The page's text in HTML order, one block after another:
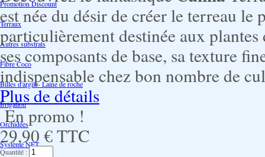
Promotion Discount
Terraux
Autres substrats
Fibre Coco
Billes d'argile- Laine de roche
Irrigation
Orchidées
Système NFT
est née du désir de créer le terreau
particulièrement destinée aux
ses composants de base, sa texture
indispensable chez bon nombre de
Plus de détails
En promo !
29,90 €TTC
Quantité :